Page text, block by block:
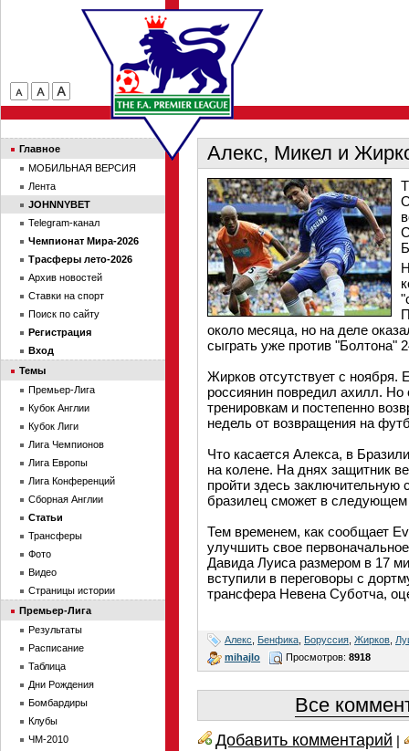
Алекс, Микел и
около месяца, но на деле
сыграть уже против "Болтона"
Жирков отсутствует с ноября.
россиянин повредил ахилл. Но
тренировкам и постепенно
недель от возвращения на
Что касается Алекса, в
на колене. На днях защитник
пройти здесь заключительную
бразилец сможет в следующем
Тем временем, как сообщает
улучшить свое
Давида Луиса размером в 17
вступили в переговоры с
трансфера Невена Суботча,
Алекс Бенфика Боруссия Жирков
mihajlo
Просмотров: 8918
Все
Добавить комментарий |
Главное
МОБИЛЬНАЯ ВЕРСИЯ
Лента
JOHNNYBET
Telegram-канал
Чемпионат Мира-2026
Трасферы лето-2026
Архив новостей
Ставки на спорт
Поиск по сайту
Регистрация
Вход
Темы
Премьер-Лига
Кубок Англии
Кубок Лиги
Лига Чемпионов
Лига Европы
Лига Конференций
Сборная Англии
Статьи
Трансферы
Фото
Видео
Страницы истории
Премьер-Лига
Результаты
Расписание
Таблица
Дни Рождения
Бомбардиры
Клубы
ЧМ-2010